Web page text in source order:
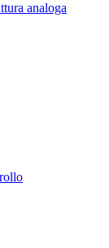
analoga